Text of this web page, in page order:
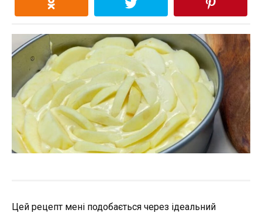
Цей рецепт мені подобається через ідеальний